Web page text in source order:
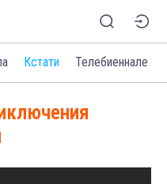
Кстати Телебиеннале